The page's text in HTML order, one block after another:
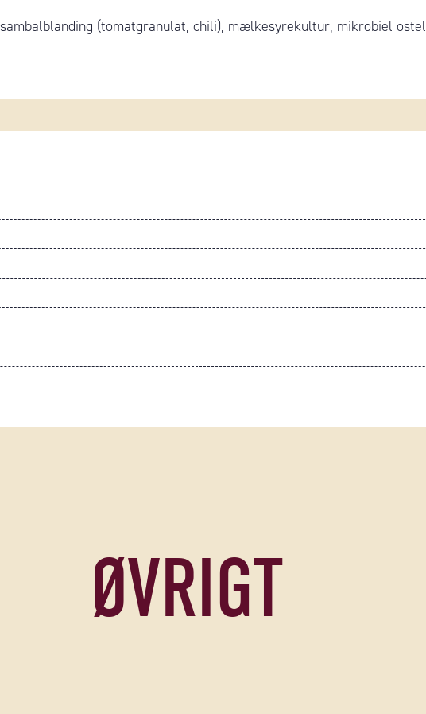
(tomatgranulat, chili), mælkesyrekultur, mikrobiel
ØVRIGT